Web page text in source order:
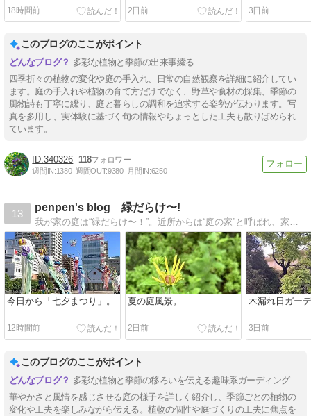
18時間前
2日前
3日前
このブログのここがポイント
多彩な植物と季節の出来事綴る
四季折々の植物の変化や庭の手入れ、日常の自然観察を詳細に紹介してい
ます。庭の手入れや植物の育て方だけでなく、野草や食材の採集、季節の
風物詩も丁寧に綴り、庭と暮らしの調和を追求する姿勢が伝わります。写
真を多用し、実体験に基づく旬の情報やちょっとした工夫も散りばめられ
ています。
340326 118
週間IN:1380 週間OUT:9380 月間IN:6250
13
penpen's blog 緑だらけ〜!
我が家の庭は“緑だらけ〜！”。近所からは“庭の家”と呼ばれ、家内からは“庭に住んでいる”と呆れられてます…。
今日から「七夕まつり」。
12時間前
夏の庭風景。
2日前
木漏れ日ガー
3日前
このブログのここがポイント
多彩な植物と季節の移ろいを伝える趣味系ガーディング
華やかさと風情を感じさせる庭の様子を詳しく紹介し、季節ごとの植物の
変化や工夫を楽しみながら伝える。植物の個性や庭づくりの工夫に焦点を